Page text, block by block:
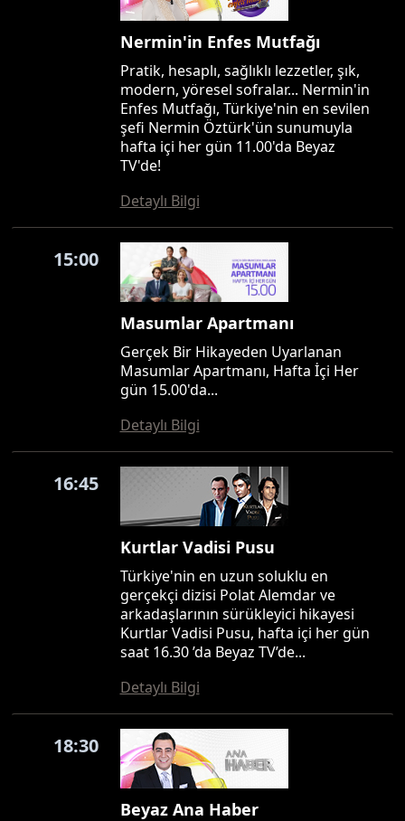
Nermin'in Enfes Mutfağı
Pratik, hesaplı, sağlıklı lezzetler, şık,
modern, yöresel sofralar... Nermin'in
Enfes Mutfağı, Türkiye'nin en sevilen
şefi Nermin Öztürk'ün sunumuyla
hafta içi her gün 11.00'da Beyaz
TV'de!
Detaylı Bilgi
15:00
Masumlar Apartmanı
Gerçek Bir Hikayeden Uyarlanan
Masumlar Apartmanı, Hafta İçi Her
gün 15.00'da...
Detaylı Bilgi
16:45
Kurtlar Vadisi Pusu
Türkiye'nin en uzun soluklu en
gerçekçi dizisi Polat Alemdar ve
arkadaşlarının sürükleyici hikayesi
Kurtlar Vadisi Pusu, hafta içi her gün
saat 16.30 ’da Beyaz TV’de...
Detaylı Bilgi
18:30
Beyaz Ana Haber